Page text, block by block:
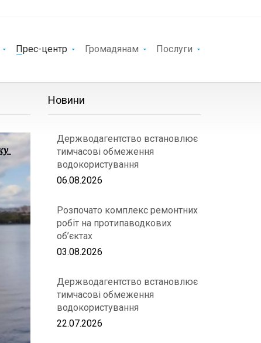
Прес-центр Громадянам Послуги
Новини
Держводагентство встановлює
тимчасові обмеження
водокористування
06.08.2026
Розпочато комплекс ремонтних
робіт на протипаводкових
об’єктах
03.08.2026
Держводагентство встановлює
тимчасові обмеження
водокористування
22.07.2026